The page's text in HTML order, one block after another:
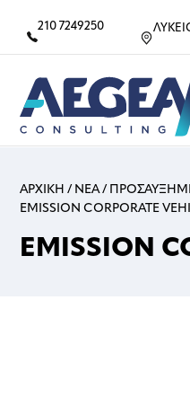
210 7249250
ΑΡΧΙΚΗ / ΝΕΑ/
EMISSION CORPORATE
EMISSION